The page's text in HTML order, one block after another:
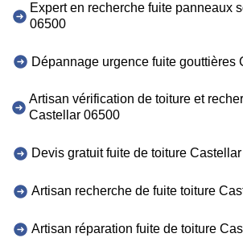
Expert en recherche fuite panneaux
06500
Dépannage urgence fuite gouttières
Artisan vérification de toiture et
Castellar 06500
Devis gratuit fuite de toiture
Artisan recherche de fuite toiture
Artisan réparation fuite de toiture